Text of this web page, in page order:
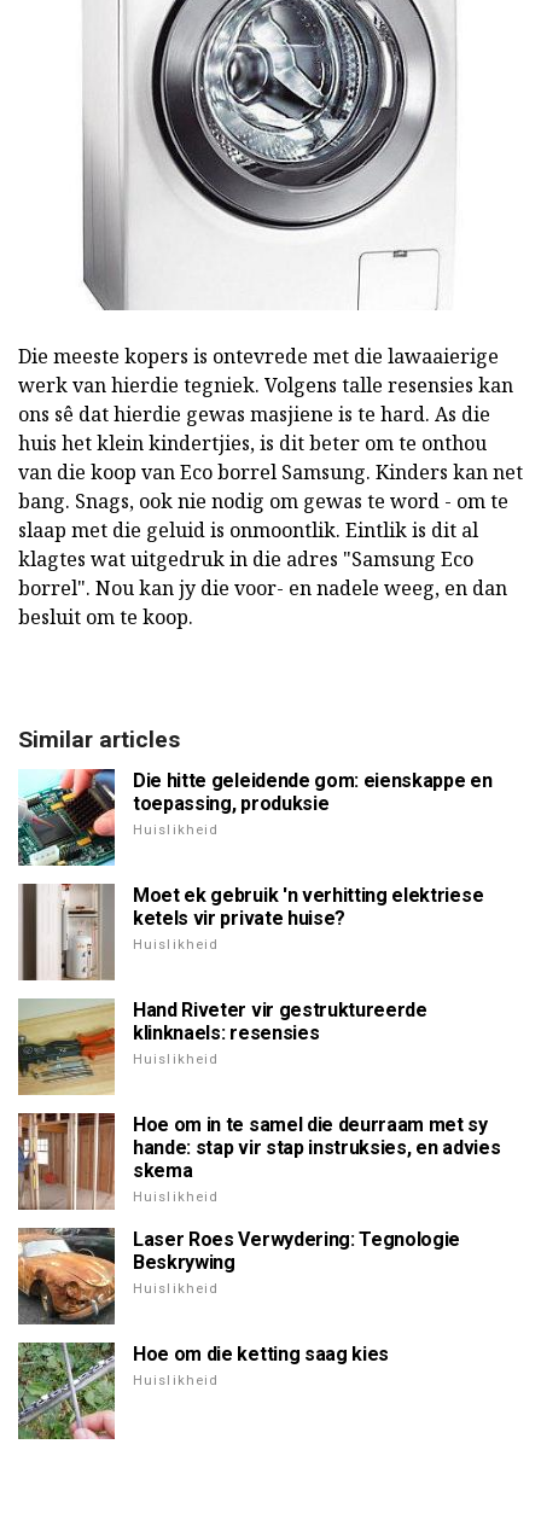
Die meeste kopers is ontevrede met die lawaaierige
werk van hierdie tegniek. Volgens talle resensies kan
ons sê dat hierdie gewas masjiene is te hard. As die
huis het klein kindertjies, is dit beter om te onthou
van die koop van Eco borrel Samsung. Kinders kan net
bang. Snags, ook nie nodig om gewas te word - om te
slaap met die geluid is onmoontlik. Eintlik is dit al
klagtes wat uitgedruk in die adres "Samsung Eco
borrel". Nou kan jy die voor- en nadele weeg, en dan
besluit om te koop.
Similar articles
Die hitte geleidende gom: eienskappe en
toepassing, produksie
Huislikheid
Moet ek gebruik 'n verhitting elektriese
ketels vir private huise?
Huislikheid
Hand Riveter vir gestruktureerde
klinknaels: resensies
Huislikheid
Hoe om in te samel die deurraam met sy
hande: stap vir stap instruksies, en advies
skema
Huislikheid
Laser Roes Verwydering: Tegnologie
Beskrywing
Huislikheid
Hoe om die ketting saag kies
Huislikheid